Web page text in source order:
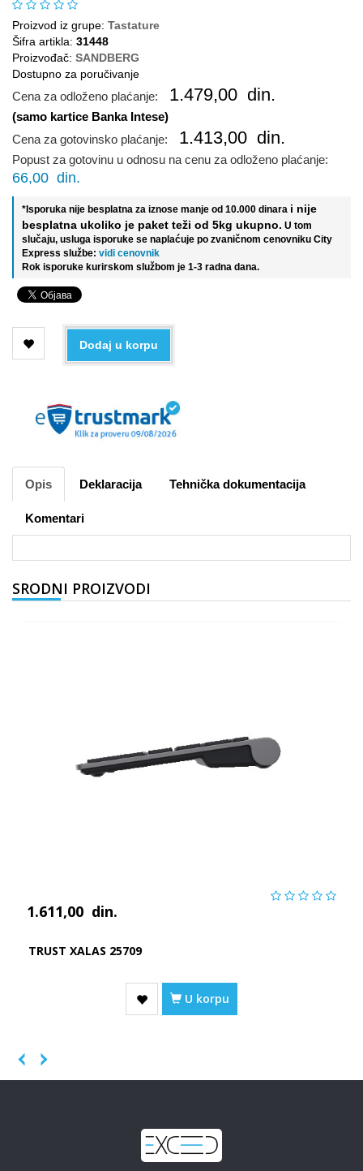
Proizvod iz grupe: Tastature
Šifra artikla: 31448
Proizvođač: SANDBERG
Dostupno za poručivanje
Cena za odloženo plaćanje: 1.479,00 din.
(samo kartice Banka Intese)
Cena za gotovinsko plaćanje:
1.413,00 din.
Popust za gotovinu u odnosu na cenu za odloženo plaćanje:
66,00 din.
*Isporuka nije besplatna za iznose manje od 10.000 dinara i nije
besplatna ukoliko je paket teži od 5kg ukupno. U tom
slučaju, usluga isporuke se naplaćuje po zvaničnom cenovniku City
Express službe: vidi cenovnik
Rok isporuke kurirskom službom je 1-3 radna dana.
Dodaj u korpu
Opis Deklaracija Tehnička dokumentacija
Komentari
SRODNI PROIZVODI
1.611,00 din.
TRUST XALAS 25709
U korpu